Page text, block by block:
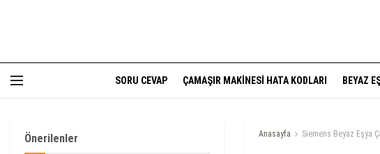
SORU CEVAP ÇAMAŞIR MAKINESI HATA KODLARI BEYAZ
Anasayfa Siemens Beyaz Eşya
Önerilenler